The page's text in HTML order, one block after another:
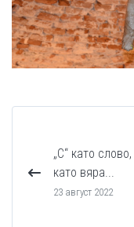
„С“ като слово,
като вяра...
23 август 2022